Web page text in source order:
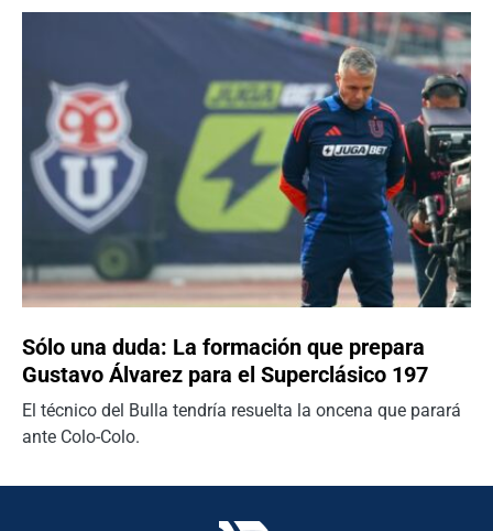
Sólo una duda: La formación que prepara
Gustavo Álvarez para el Superclásico 197
El técnico del Bulla tendría resuelta la oncena que parará
ante Colo-Colo.